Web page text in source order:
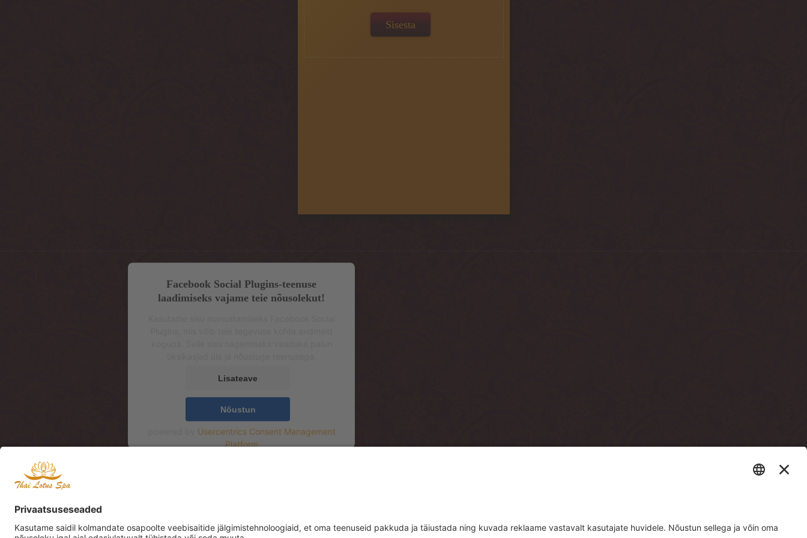
Facebook Social Plugins-teenuse
laadimiseks vajame teie nõusolekut!
Lisateave
Nõustun
Usercentrics Consent Management
Platform